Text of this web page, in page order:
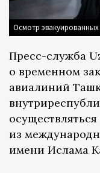
Осмотр
Пресс-служба
о временном
авиалиний
из
имени Ислама